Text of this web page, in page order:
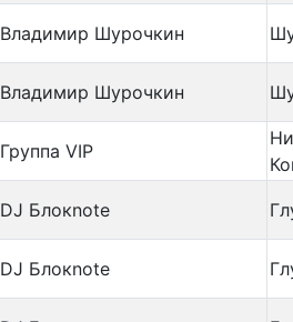
Владимир Шурочкин
Владимир Шурочкин
Группа VIP
DJ Блокnote
DJ Блокnote